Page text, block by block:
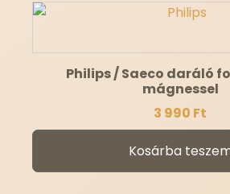
Philips / Saeco daráló
mágnessel
3 990 Ft
Kosárba